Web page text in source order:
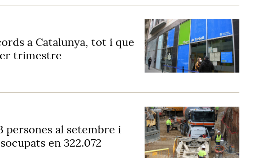
a Catalunya, tot i que
trimestre
persones al setembre i
en 322.072